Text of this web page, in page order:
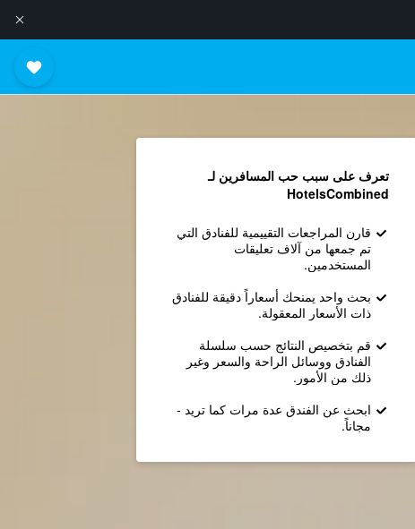
تعرف على سبب حب المسافرين لـ
HotelsCombined
قارن المراجعات التقييمية للفنادق التي
تم جمعها من آلاف تعليقات
المستخدمين.
بحث واحد يمنحك أسعاراً دقيقة للفنادق
ذات الأسعار المعقولة.
قم بتخصيص النتائج حسب سلسلة
الفنادق ووسائل الراحة والسعر وغير
ذلك من الأمور.
ابحث عن الفندق عدة مرات كما تريد -
مجاناً.